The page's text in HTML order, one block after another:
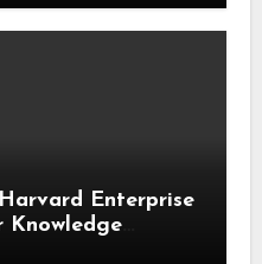
Enterprise
Knowledge